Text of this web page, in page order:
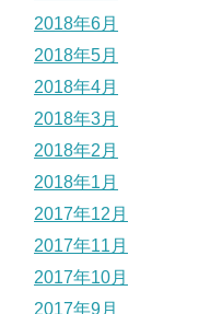
2018年6月
2018年5月
2018年4月
2018年3月
2018年2月
2018年1月
2017年12月
2017年11月
2017年10月
2017年9月